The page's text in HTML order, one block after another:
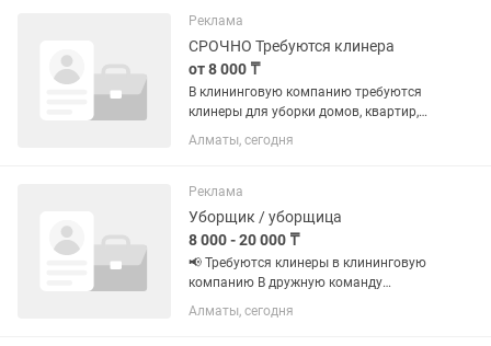
объема работы,начинается от
8к(условно влажная...
Реклама
СРОЧНО Требуются клинера
от 8 000 ₸
В клининговую компанию требуются
клинеры для уборки домов, квартир,
офисов. Оплата ЕЖЕДНЕВНАЯ. График
работы плавающий, ХОРОШО
8000 в день
Алматы, сегодня
Реклама
Уборщик / уборщица
8 000 - 20 000 ₸
📢 Требуются клинеры в клининговую
компанию В дружную команду
требуются сотрудники для уборки
квартир, домов и офисов. 💰 Оплата:
Алматы, сегодня